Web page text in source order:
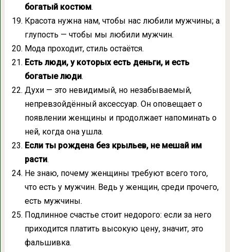
богатый костюм.
Красота нужна нам, чтобы нас любили мужчины; а
глупость — чтобы мы любили мужчин.
Мода проходит, стиль остаётся.
Есть люди, у которых есть деньги, и есть
богатые люди.
Духи — это невидимый, но незабываемый,
непревзойдённый аксессуар. Он оповещает о
появлении женщины и продолжает напоминать о
ней, когда она ушла.
Если ты рождена без крыльев, не мешай им
расти.
Не знаю, почему женщины требуют всего того,
что есть у мужчин. Ведь у женщин, среди прочего,
есть мужчины.
Подлинное счастье стоит недорого: если за него
приходится платить высокую цену, значит, это
фальшивка.